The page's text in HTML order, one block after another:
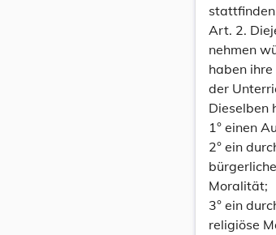
Art. 2.
nehmen
haben
der
Dieselben
1° einen
2° ein
bürgerliche
Moralität;
3° ein
religiöse